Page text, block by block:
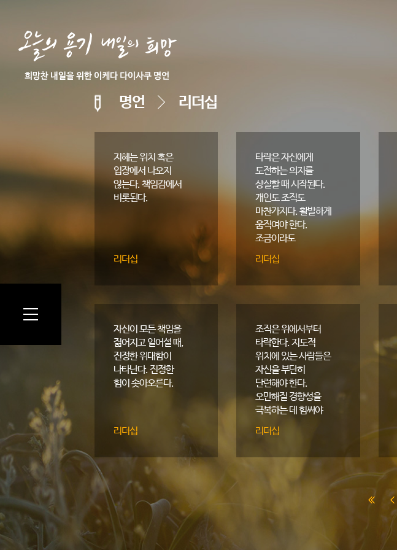
명언 리더십
지혜는 위치 혹은
입장에서 나오지
않는다. 책임감에서
비롯된다.
리더십
타락은 자신에게
도전하는 의지를
상실할 때 시작된다.
개인도 조직도
마찬가지다. 활발하게
움직여야 한다.
조금이라도
느슨해지면 기세를
잃고 만다. 위대한
필요하지만 몰락은
리더십
자신이 모든 책임을
짊어지고 일어설 때,
진정한 위대함이
나타난다. 진정한
힘이 솟아오른다.
리더십
조직은 위에서부터
타락한다. 지도적
위치에 있는 사람들은
자신을 부단히
단련해야 한다.
오만해질 경향성을
극복하는 데 힘써야
한다.
리더십